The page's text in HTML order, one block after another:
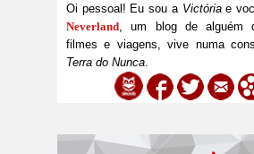
Oi pessoal! Eu sou a Victóriae
Neverland , um blog de alguém
filmes e viagens, vive numa
Terra do Nunca